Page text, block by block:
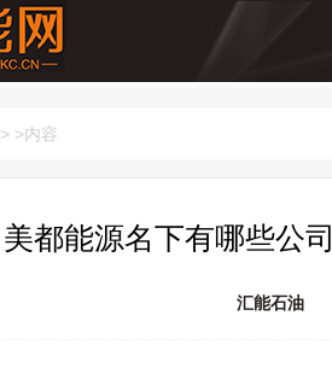
> >内容
美都能源名下有哪些公
汇能石油